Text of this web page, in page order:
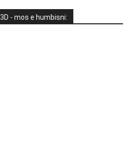
- mos e humbisni: